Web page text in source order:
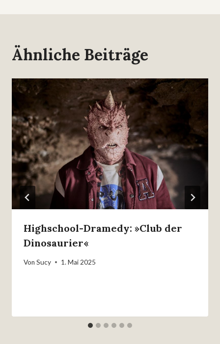
Ähnliche Beiträge
Highschool-Dramedy: »Club der
Dinosaurier«
Von Sucy 1. Mai 2025